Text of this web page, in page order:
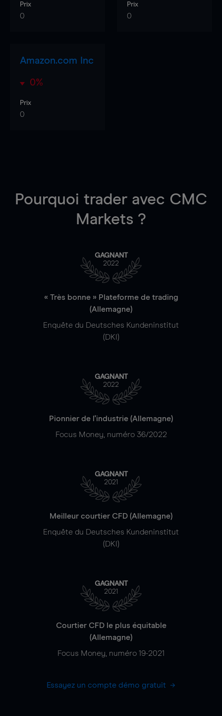
Prix
0
Prix
0
Amazon.com Inc
0%
Prix
0
Pourquoi trader avec CMC
Markets ?
GAGNANT
2022
« Très bonne » Plateforme de trading
(Allemagne)
Enquête du Deutsches Kundeninstitut
(DKI)
GAGNANT
2022
Pionnier de l'industrie (Allemagne)
Focus Money, numéro 36/2022
GAGNANT
2021
Meilleur courtier CFD (Allemagne)
Enquête du Deutsches Kundeninstitut
(DKI)
GAGNANT
2021
Courtier CFD le plus équitable
(Allemagne)
Focus Money, numéro 19-2021
Essayez un compte démo gratuit